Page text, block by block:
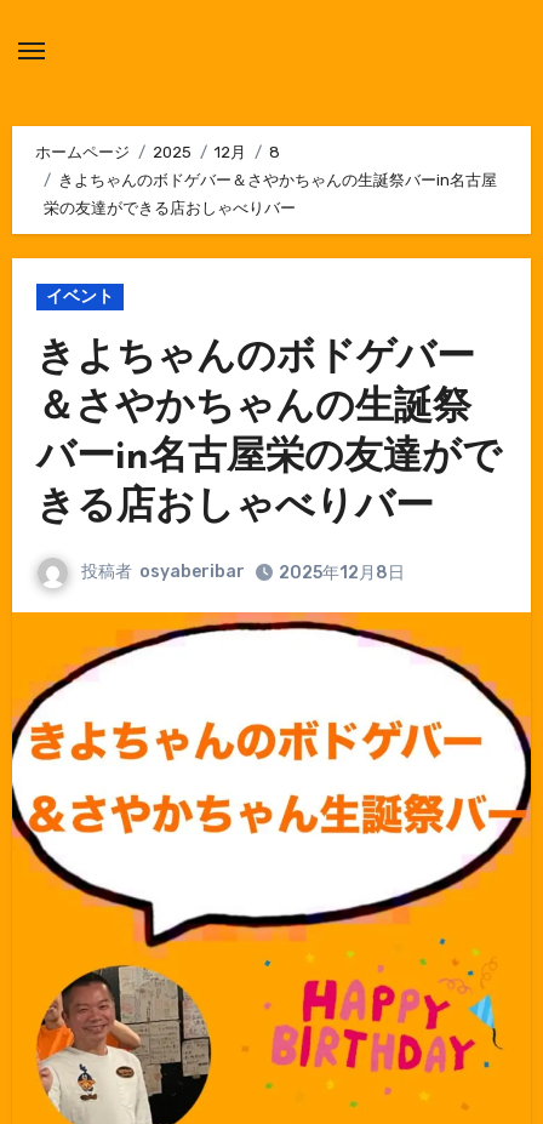
ホームページ 2025 12月
8
きよちゃんのボドゲバー＆さやかちゃんの生誕祭バーin名古屋
栄の友達ができる店おしゃべりバー
イベント
きよちゃんのボドゲバー
＆さやかちゃんの生誕祭
バーin名古屋栄の友達がで
きる店おしゃべりバー
投稿者 osyaberibar 2025年12月8日